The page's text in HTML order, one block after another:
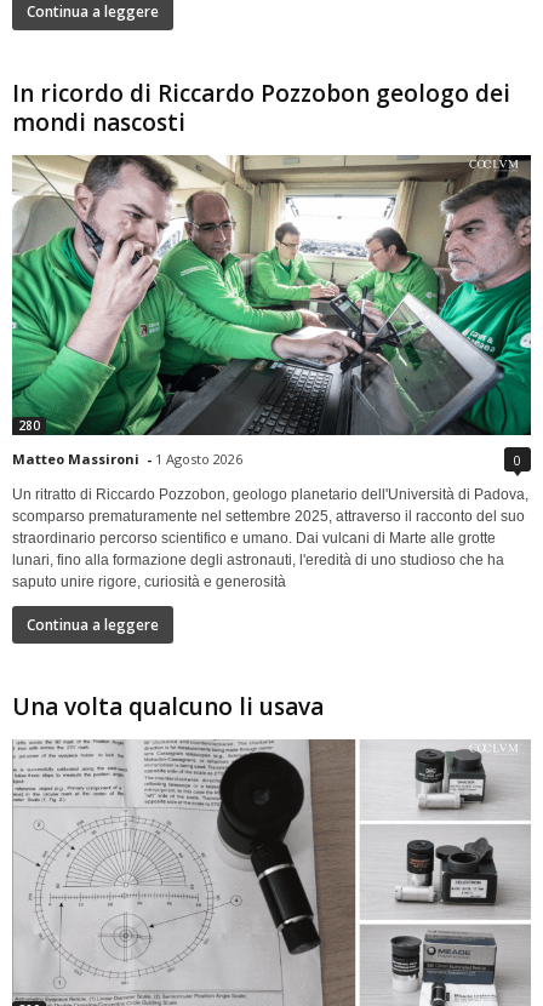
Continua a leggere
In ricordo di Riccardo Pozzobon geologo dei
mondi nascosti
280
Matteo Massironi - 1 Agosto 2026 0
Un ritratto di Riccardo Pozzobon, geologo planetario dell'Università di Padova,
scomparso prematuramente nel settembre 2025, attraverso il racconto del suo
straordinario percorso scientifico e umano. Dai vulcani di Marte alle grotte
lunari, fino alla formazione degli astronauti, l'eredità di uno studioso che ha
saputo unire rigore, curiosità e generosità
Continua a leggere
Una volta qualcuno li usava